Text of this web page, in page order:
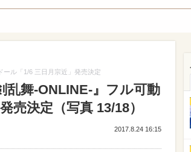
ル「1/6 三日月宗近」発売決定
舞-ONLINE-』フル可動
売決定（写真 13/18）
2017.8.24 16:15